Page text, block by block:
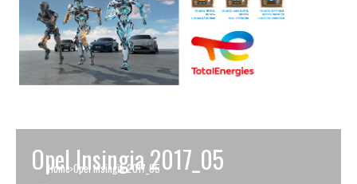
Home Opel Insingia 2017_05
Opel Insingia 2017_05